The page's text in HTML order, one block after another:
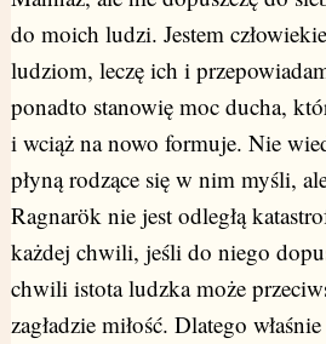
do moich ludzi. Jestem
ludziom, leczę ich i
ponadto stanowię moc ducha,
i wciąż na nowo formuje. Nie
płyną rodzące się w nim myśli,
Ragnarök nie jest odległą
każdej chwili, jeśli do niego
chwili istota ludzka może
zagładzie miłość. Dlatego